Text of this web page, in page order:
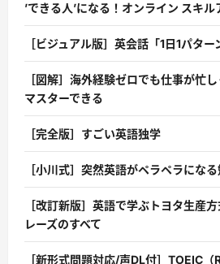
’できる人’になる！オンライン スキ
［ビジュアル版］英会話「1日1パタ
［図解］海外経験ゼロでも仕事が忙
マスターできる
［完全版］すごい英語独学
［小川式］突然英語がペラペラにな
［改訂新版］英語で学ぶトヨタ生産
レーズのすべて
［新形式問題対応/声DL付］TOEIC（